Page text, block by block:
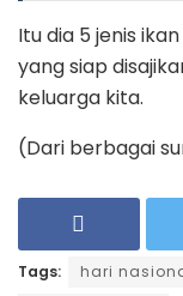
Itu dia 5 jenis
yang siap
keluarga kita.
(Dari berbagai
Tags: hari